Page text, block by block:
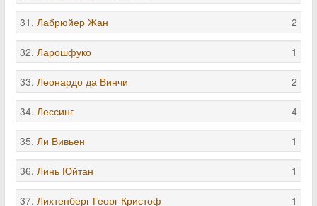
31. Лабрюйер Жан 2
32. Ларошфуко 1
33. Леонардо да Винчи 2
34. Лессинг 4
35. Ли Вивьен 1
36. Линь Юйтан 1
37. Лихтенберг Георг Кристоф 1